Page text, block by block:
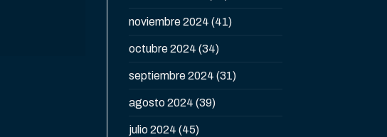
noviembre 2024 (41)
octubre 2024 (34)
septiembre 2024 (31)
agosto 2024 (39)
julio 2024 (45)